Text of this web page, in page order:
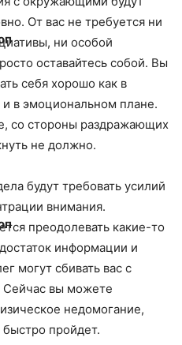
От вас не требуется ни
ни особой
оставайтесь собой. Вы
себя хорошо как в
и в эмоциональном плане.
со стороны раздражающих
не должно.
будут требовать усилий
внимания.
преодолевать какие-то
информации и
могут сбивать вас с
Сейчас вы можете
недомогание,
быстро пройдет.